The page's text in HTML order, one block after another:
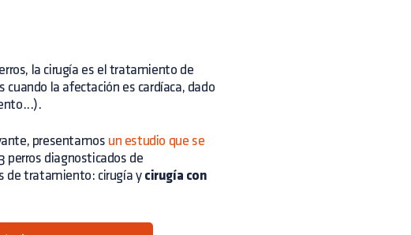
la cirugía es el tratamiento de
la afectación es cardíaca, dado
presentamos un estudio que se
perros diagnosticados de
de tratamiento: cirugía y cirugía con